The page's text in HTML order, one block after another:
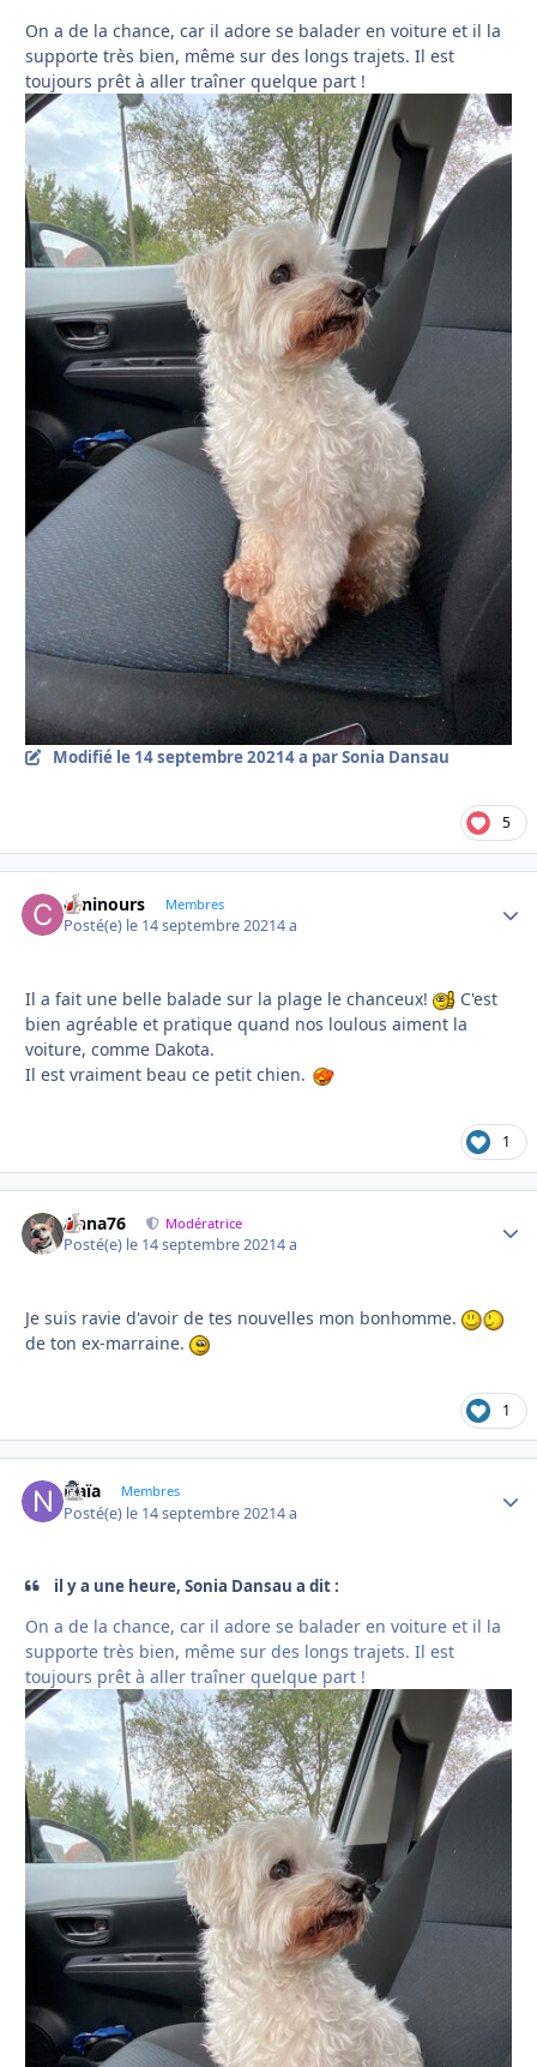
On a de la chance, car il adore se balader en voiture et il la
supporte très bien, même sur des longs trajets. Il est
toujours prêt à aller traîner quelque part !
Modifié le 14 septembre 20214 a par Sonia Dansau
5
caninours Membres
Posté(e) le 14 septembre 20214 a
Il a fait une belle balade sur la plage le chanceux!
C'est
bien agréable et pratique quand nos loulous aiment la
voiture, comme Dakota.
Il est vraiment beau ce petit chien.
1
Anna76 Modératrice
Posté(e) le 14 septembre 20214 a
Je suis ravie d'avoir de tes nouvelles mon bonhomme.
de ton ex-marraine.
1
Naïa Membres
Posté(e) le 14 septembre 20214 a
il y a une heure, Sonia Dansau a dit :
On a de la chance, car il adore se balader en voiture et il la
supporte très bien, même sur des longs trajets. Il est
toujours prêt à aller traîner quelque part !